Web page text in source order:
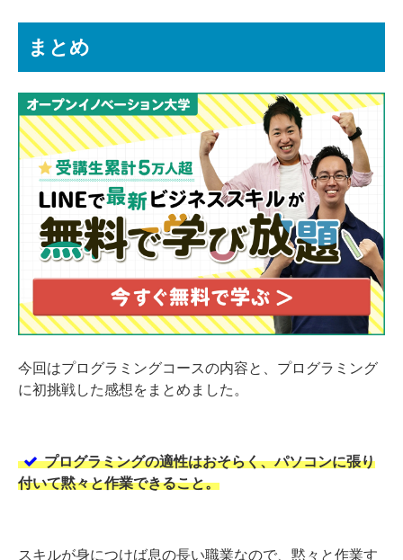
まとめ
今回はプログラミングコースの内容と、プログラミング
に初挑戦した感想をまとめました。
プログラミングの適性はおそらく、パソコンに張り
付いて黙々と作業できること。
スキルが身につけば息の長い職業なので、黙々と作業す